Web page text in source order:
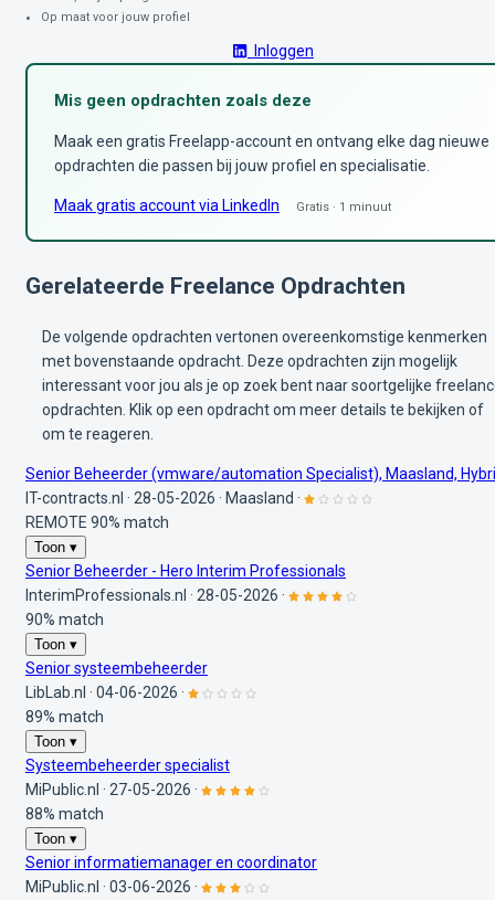
Op maat voor jouw profiel
Inloggen
Mis geen opdrachten zoals deze
Maak een gratis Freelapp-account en ontvang elke dag nieuwe
opdrachten die passen bij jouw profiel en specialisatie.
Maak gratis account via LinkedIn Gratis · 1 minuut
Gerelateerde Freelance Opdrachten
De volgende opdrachten vertonen overeenkomstige kenmerken
met bovenstaande opdracht. Deze opdrachten zijn mogelijk
interessant voor jou als je op zoek bent naar soortgelijke
opdrachten. Klik op een opdracht om meer details te bekijken of
om te reageren.
Senior Beheerder (vmware/automation Specialist), Maasland,
IT-contracts.nl · 28-05-2026 · Maasland ·
REMOTE 90% match
Toon ▾
Senior Beheerder - Hero Interim Professionals
InterimProfessionals.nl · 28-05-2026 ·
90% match
Toon ▾
Senior systeembeheerder
LibLab.nl · 04-06-2026 ·
89% match
Toon ▾
Systeembeheerder specialist
MiPublic.nl · 27-05-2026 ·
88% match
Toon ▾
Senior informatiemanager en coordinator
MiPublic.nl · 03-06-2026 ·